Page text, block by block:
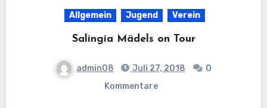
Allgemein Jugend Verein
Salingia Mädels on Tour
admin08 Juli 27, 2018
0
Kommentare